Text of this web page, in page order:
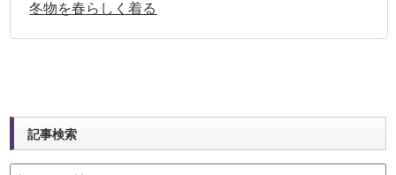
冬物を春らしく着る
記事検索